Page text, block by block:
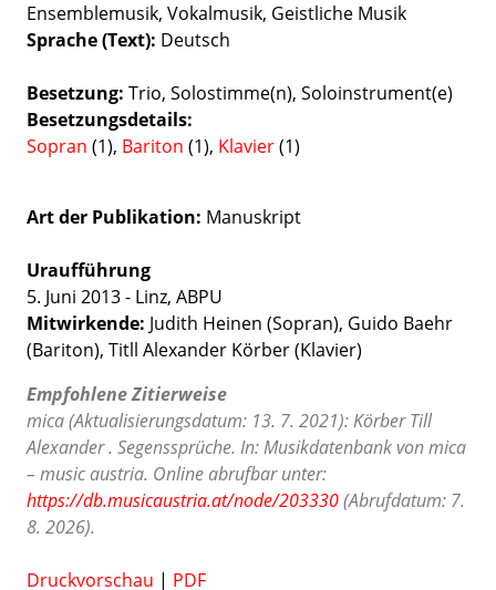
Ensemblemusik Vokalmusik Geistliche Musik
Sprache (Text) Deutsch
Besetzung Trio Solostimme(n) Soloinstrument(e)
Besetzungsdetails
Sopran (1), Bariton (1), Klavier(1)
Art der Publikation Manuskript
Uraufführung
5. Juni 2013 - Linz, ABPU
Mitwirkende: Judith Heinen (Sopran), Guido Baehr
(Bariton), Titll Alexander Körber (Klavier)
Empfohlene Zitierweise
mica (Aktualisierungsdatum: 13. 7. 2021): Körber Till
Alexander . Segenssprüche. In: Musikdatenbank von mica
– music austria. Online abrufbar unter:
https://db.musicaustria.at/node/203330(Abrufdatum: 7.
8. 2026).
Druckvorschau | PDF